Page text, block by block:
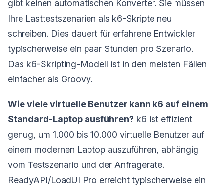
gibt keinen automatischen Konverter. Sie müssen
Ihre Lasttestszenarien als k6-Skripte neu
schreiben. Dies dauert für erfahrene Entwickler
typischerweise ein paar Stunden pro Szenario.
Das k6-Skripting-Modell ist in den meisten Fällen
einfacher als Groovy.
Wie viele virtuelle Benutzer kann k6 auf einem
Standard-Laptop ausführen? k6 ist effizient
genug, um 1.000 bis 10.000 virtuelle Benutzer auf
einem modernen Laptop auszuführen, abhängig
vom Testszenario und der Anfragerate.
ReadyAPI/LoadUI Pro erreicht typischerweise ein